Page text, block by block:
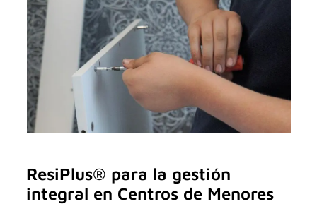
ResiPlus® para la gestión
integral en Centros de Menores